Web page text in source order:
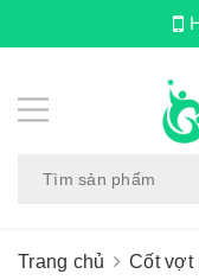
Trang chủ Cốt vợt